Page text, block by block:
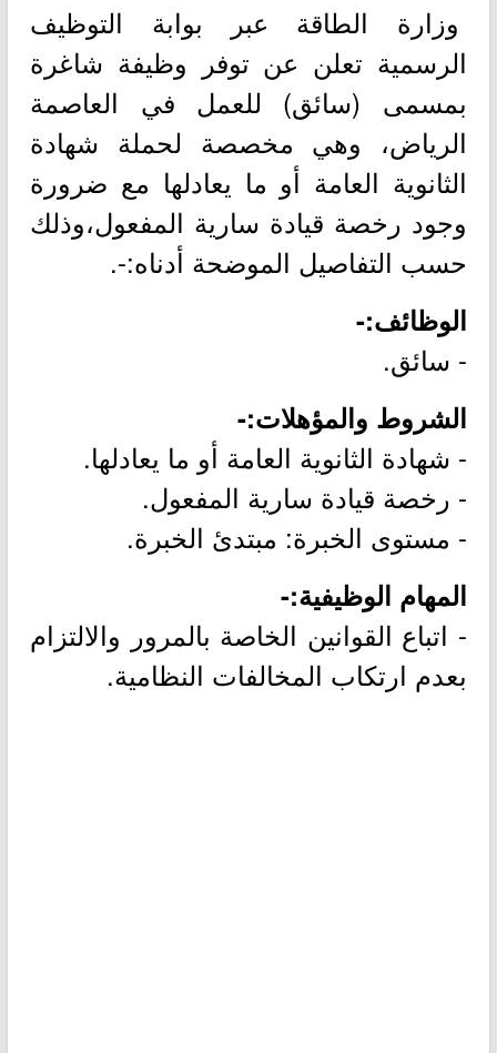
وزارة الطاقة عبر بوابة التوظيف
الرسمية تعلن عن توفر وظيفة شاغرة
بمسمى (سائق) للعمل في العاصمة
الرياض، وهي مخصصة لحملة شهادة
الثانوية العامة أو ما يعادلها مع ضرورة
وجود رخصة قيادة سارية المفعول،وذلك
حسب التفاصيل الموضحة أدناه:-.
الوظائف:-
- سائق.
الشروط والمؤهلات:-
- شهادة الثانوية العامة أو ما يعادلها.
- رخصة قيادة سارية المفعول.
- مستوى الخبرة: مبتدئ الخبرة.
المهام الوظيفية:-
- اتباع القوانين الخاصة بالمرور والالتزام
بعدم ارتكاب المخالفات النظامية.